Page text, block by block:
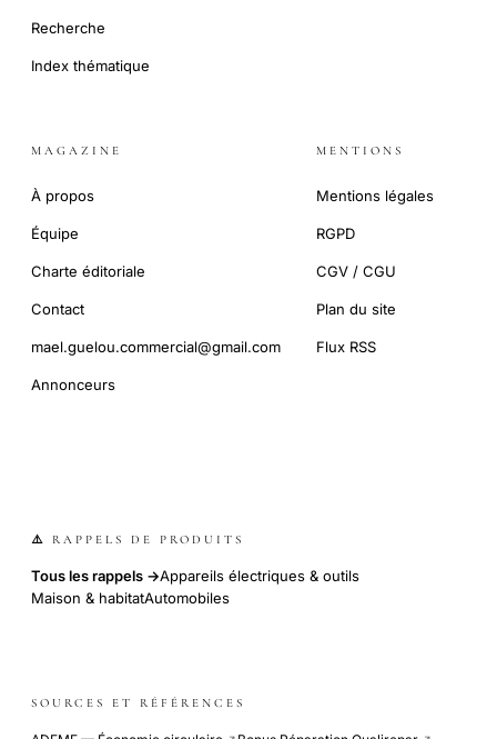
Recherche
Index thématique
MAGAZINE
À propos
Équipe
Charte éditoriale
Contact
mael.guelou.commercial@gmail.com
Annonceurs
MENTIONS
Mentions légales
RGPD
CGV / CGU
Plan du site
Flux RSS
⚠️ RAPPELS DE PRODUITS
Tous les rappels →Appareils électriques & outils
Maison & habitatAutomobiles
SOURCES ET RÉFÉRENCES